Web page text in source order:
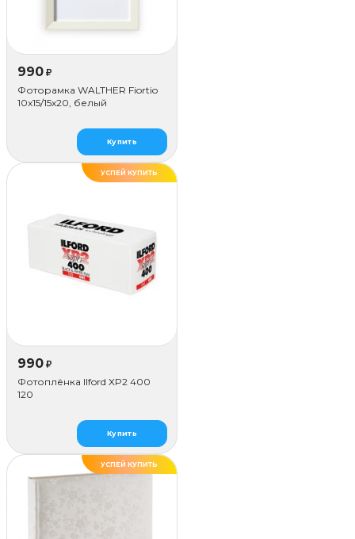
990 ₽
Фоторамка WALTHER Fiortio
10x15/15х20, белый
Купить
УСПЕЙ КУПИТЬ
990 ₽
Фотоплёнка Ilford XP2 400
120
Купить
УСПЕЙ КУПИТЬ